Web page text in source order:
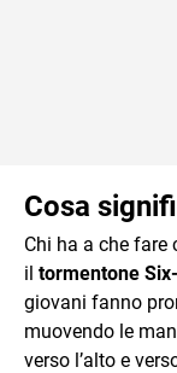
Cosa
Chi ha a che fare
il tormentone
giovani fanno
muovendo le
verso l’alto e